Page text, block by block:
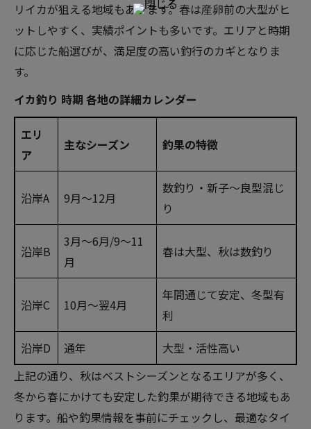
リイカが狙える地域もあります。春は産卵前の大型がヒ
ットしやすく、実績ポイントも多いです。エリアと時期
に応じた船選びが、満足度の高い釣行のカギとなりま
す。
イカ釣り 時期 各地の詳細カレンダー
エリ
ア
主なシーズン 釣果の特徴
沿岸A 9月～12月
数釣り・新子～良型混じ
り
沿岸B
3月～6月/9～11
月
春は大型、秋は数釣り
沿岸C 10月～翌4月
年間通じて安定、冬型有
利
沿岸D
通年
大型・活性高い
上記の通り、秋はベストシーズンとなるエリアが多く、
冬から春にかけても安定した釣果が期待できる地域もあ
ります。船や釣果情報を事前にチェックし、最適なタイ